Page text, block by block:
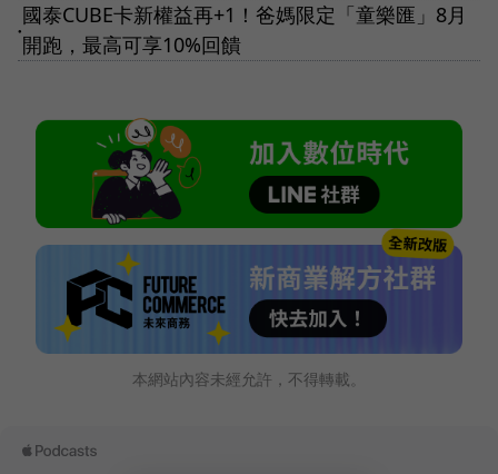
●
國泰CUBE卡新權益再+1！爸媽限定「童樂匯」8月
開跑，最高可享10%回饋
本網站內容未經允許，不得轉載。